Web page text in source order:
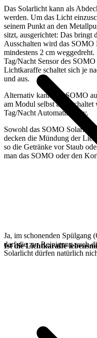
Das Solarlicht kann als
werden. Um das Licht
seinem Punkt an den
sitzt, ausgerichtet: Das
Ausschalten wird das
mindestens 2 cm
Tag/Nacht Sensor des
Lichtkaraffe schaltet sich je
und aus.
Alternativ kann das SOMO
am Modul selbst
Tag/Nacht Automatik aktiv.
Sowohl das SOMO
decken die Mündung der
so die Getränke vor Staub
man das SOMO oder den
Ja, im schonenden Spülgang
darf diezur Reinigung auch
Solarlicht dürfen natürlich
Ist die Lichtkaraffe